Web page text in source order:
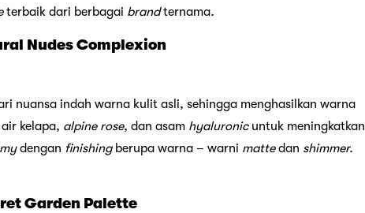
terbaik dari berbagai brandternama.
Nudes Complexion
nuansa indah warna kulit asli, sehingga menghasilkan warna
kelapa, alpine rose, dan asam hyaluronic untuk meningkatkan
dengan finishing berupa warna – warni mattedan shimmer.
Garden Palette